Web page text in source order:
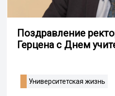
Поздравление
Герцена с Днем
Университетская жизнь